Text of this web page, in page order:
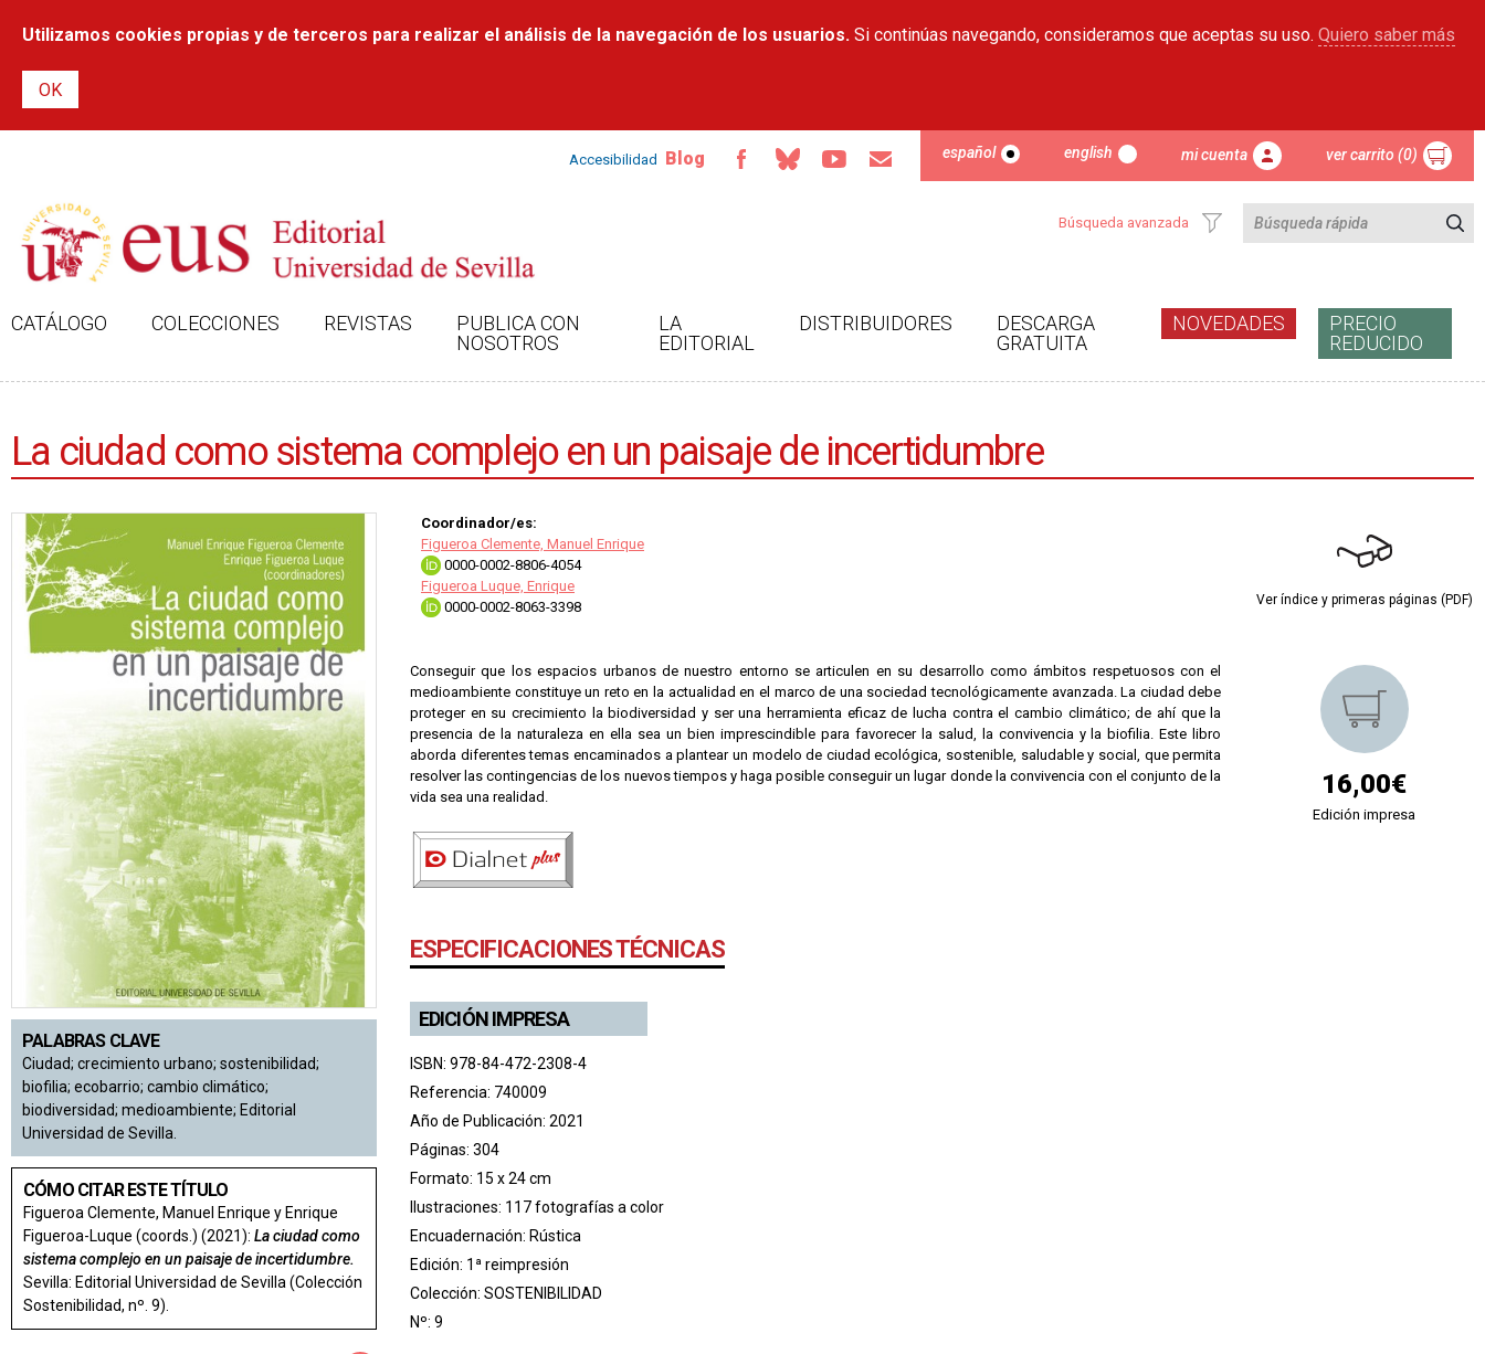
contenido
Utilizamos cookies propias y de terceros para realizar el análisis de la navegación de los usuarios. Si continúas navegando, consideramos que aceptas su uso. Quiero saber más
Accesibilidad Blog español english mi cuenta ver carrito (0)
Búsqueda avanzada
CATÁLOGO COLECCIONES REVISTAS
PUBLICA CON
NOSOTROS
LA
EDITORIAL
DISTRIBUIDORES
DESCARGA
GRATUITA
NOVEDADES
PRECIO
REDUCIDO
La ciudad como sistema complejo en un paisaje de incertidumbre
PALABRAS CLAVE
Ciudad; crecimiento urbano; sostenibilidad;
biofilia; ecobarrio; cambio climático;
biodiversidad; medioambiente; Editorial
Universidad de Sevilla.
CÓMO CITAR ESTE TÍTULO
Figueroa Clemente, Manuel Enrique y Enrique
Figueroa-Luque (coords.) (2021): La ciudad como
sistema complejo en un paisaje de incertidumbre.
Sevilla: Editorial Universidad de Sevilla (Colección
Sostenibilidad, nº. 9).
Coordinador/es:
Figueroa Clemente, Manuel Enrique
0000-0002-8806-4054
Figueroa Luque, Enrique
0000-0002-8063-3398
Conseguir que los espacios urbanos de nuestro entorno se articulen en su desarrollo como ámbitos respetuosos con el
medioambiente constituye un reto en la actualidad en el marco de una sociedad tecnológicamente avanzada. La ciudad debe
proteger en su crecimiento la biodiversidad y ser una herramienta eficaz de lucha contra el cambio climático; de ahí que la
presencia de la naturaleza en ella sea un bien imprescindible para favorecer la salud, la convivencia y la biofilia. Este libro
aborda diferentes temas encaminados a plantear un modelo de ciudad ecológica, sostenible, saludable y social, que permita
resolver las contingencias de los nuevos tiempos y haga posible conseguir un lugar donde la convivencia con el conjunto de la
vida sea una realidad.
ESPECIFICACIONES TÉCNICAS
EDICIÓN IMPRESA
ISBN: 978-84-472-2308-4
Referencia: 740009
Año de Publicación: 2021
Páginas: 304
Formato: 15 x 24 cm
Ilustraciones: 117 fotografías a color
Encuadernación: Rústica
Edición: 1ª reimpresión
Colección: SOSTENIBILIDAD
Nº: 9
Ver índice y primeras páginas (PDF)
16,00€
Edición impresa